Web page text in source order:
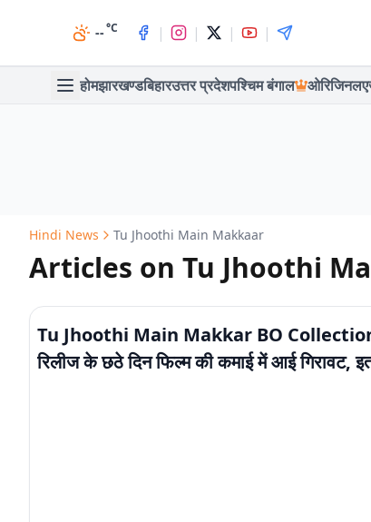
--°C | | | |
होमझारखण्डबिहारउत्तर प्रदेशपश्चिम बंगाल ओरिजिनल
Hindi News Tu Jhoothi Main Makkaar
Articles on Tu Jhoothi
Tu Jhoothi Main Makkar BO
रिलीज के छठे दिन फिल्म की कमाई में आई गिरावट,